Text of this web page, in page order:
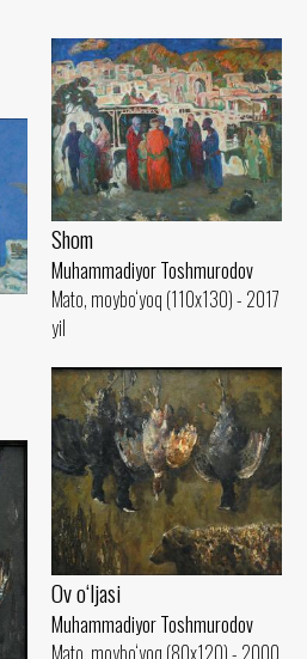
Shom
Muhammadiyor Toshmurodov
Mato, moybo‘yoq (110x130) - 2017
yil
Ov o‘ljasi
Muhammadiyor Toshmurodov
Mato, moybo‘yoq (80x120) - 2000